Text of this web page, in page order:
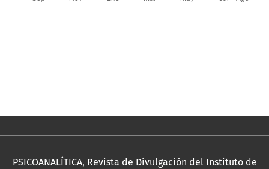
PSICOANALÍTICA, Revista de Divulgación del Instituto de